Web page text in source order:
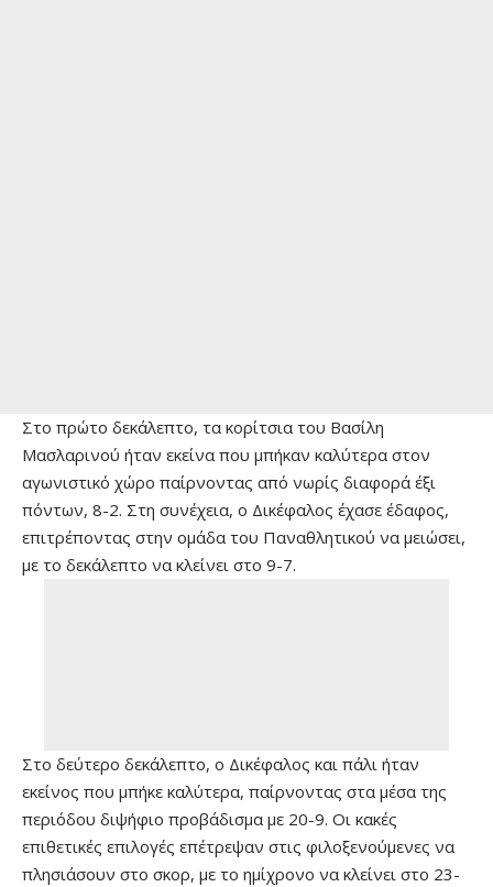
Στο πρώτο δεκάλεπτο, τα κορίτσια του Βασίλη
Μασλαρινού ήταν εκείνα που μπήκαν καλύτερα στον
αγωνιστικό χώρο παίρνοντας από νωρίς διαφορά έξι
πόντων, 8-2. Στη συνέχεια, ο Δικέφαλος έχασε έδαφος,
επιτρέποντας στην ομάδα του Παναθλητικού να μειώσει,
με το δεκάλεπτο να κλείνει στο 9-7.
Στο δεύτερο δεκάλεπτο, ο Δικέφαλος και πάλι ήταν
εκείνος που μπήκε καλύτερα, παίρνοντας στα μέσα της
περιόδου διψήφιο προβάδισμα με 20-9. Οι κακές
επιθετικές επιλογές επέτρεψαν στις φιλοξενούμενες να
πλησιάσουν στο σκορ, με το ημίχρονο να κλείνει στο 23-